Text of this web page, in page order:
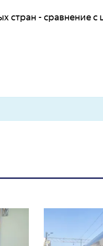
стран - сравнение с